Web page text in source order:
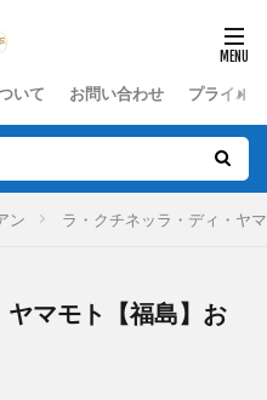
いて お問い合わせ プライバ
ン ラ・クチネッラ・ディ・ヤ
マモト【福島】お